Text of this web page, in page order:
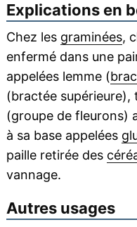
Explications en
Chez les graminées,
enfermé dans une
appelées lemme (
(bractée supérieure),
(groupe de fleurons)
à sa base appelées
paille retirée des
vannage.
Autres usages